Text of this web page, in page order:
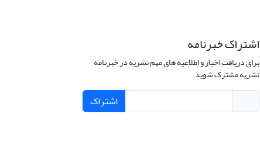
اشتراک خبرنامه
برای دریافت اخبار و اطلاعیه های مهم نشریه در خبرنامه
نشریه مشترک شوید.
اشتراک